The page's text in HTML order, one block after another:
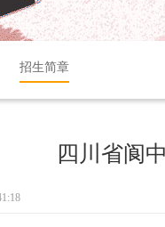
招生简章
四川省阆